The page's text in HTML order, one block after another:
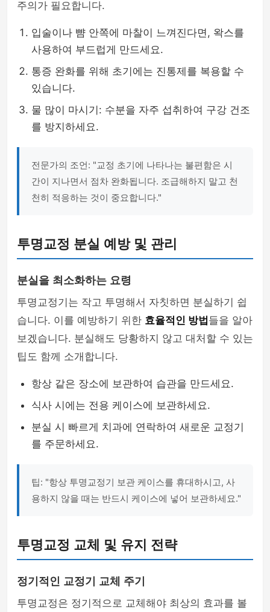
주의가 필요합니다.
입술이나 뺨 안쪽에 마찰이 느껴진다면, 왁스를
사용하여 부드럽게 만드세요.
통증 완화를 위해 초기에는 진통제를 복용할 수
있습니다.
물 많이 마시기: 수분을 자주 섭취하여 구강 건조
를 방지하세요.
전문가의 조언: "교정 초기에 나타나는 불편함은 시
간이 지나면서 점차 완화됩니다. 조급해하지 말고 천
천히 적응하는 것이 중요합니다."
투명교정 분실 예방 및 관리
분실을 최소화하는 요령
투명교정기는 작고 투명해서 자칫하면 분실하기 쉽
습니다. 이를 예방하기 위한 효율적인 방법 들을 알아
보겠습니다. 분실해도 당황하지 않고 대처할 수 있는
팁도 함께 소개합니다.
항상 같은 장소에 보관하여 습관을 만드세요.
식사 시에는 전용 케이스에 보관하세요.
분실 시 빠르게 치과에 연락하여 새로운 교정기
를 주문하세요.
팁: "항상 투명교정기 보관 케이스를 휴대하시고, 사
용하지 않을 때는 반드시 케이스에 넣어 보관하세요."
투명교정 교체 및 유지 전략
정기적인 교정기 교체 주기
투명교정은 정기적으로 교체해야 최상의 효과를 볼